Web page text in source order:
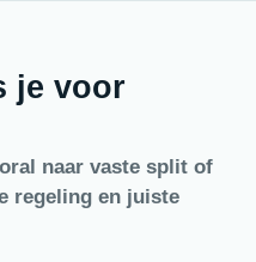
je voor
naar vaste split of
regeling en juiste